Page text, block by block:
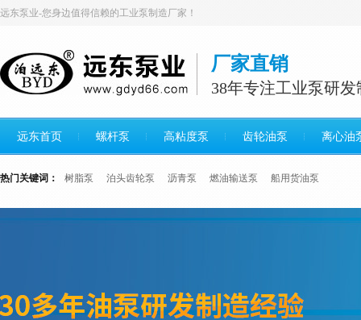
远东泵业-您身边值得信赖的工业泵制造厂家！
厂家直销
38年专注工业泵研发
远东首页 螺杆泵 高粘度泵 齿轮油泵 离心油
热门关键词： 树脂泵 泊头齿轮泵 沥青泵 燃油输送泵 船用货油泵